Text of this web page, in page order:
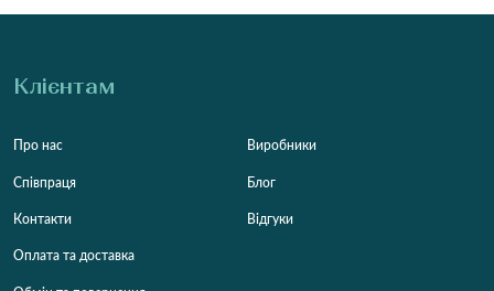
Клієнтам
Про нас
Співпраця
Контакти
Оплата та доставка
Виробники
Блог
Відгуки